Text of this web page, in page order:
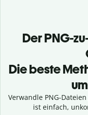
Der PNG-
Die beste
Verwandle PNG-
ist einfach,